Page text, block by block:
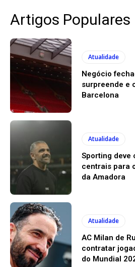
Artigos Populares
Atualidade
Negócio
surpreende e
Barcelona
Atualidade
Sporting deve
centrais para
da Amadora
Atualidade
AC Milan de
contratar
do Mundial